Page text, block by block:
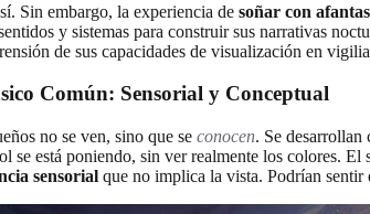
Sin embargo, la experiencia de soñar con
y sistemas para construir sus narrativas
de sus capacidades de visualización en
Común: Sensorial y Conceptual
no se ven, sino que se conocen. Se desarrollan
se está poniendo, sin ver realmente los colores.
sensorial que no implica la vista. Podrían